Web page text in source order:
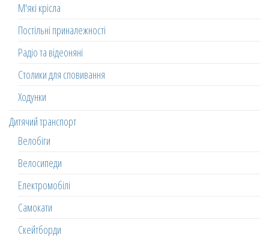
М'які крісла
Постільні приналежності
Радіо та відеоняні
Столики для сповивання
Ходунки
Дитячий транспорт
Велобіги
Велосипеди
Електромобілі
Самокати
Скейтборди